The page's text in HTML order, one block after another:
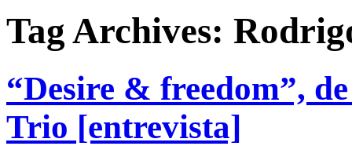
Tag Archives:
“Desire & freedom”,
Trio [entrevista]